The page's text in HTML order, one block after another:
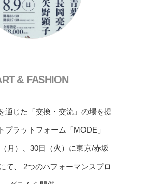
& FASHION
通じた「交換・交流」の場を提
プラットフォーム「MODE」
月）、30日（火）に東京/赤坂
て、 2つのパフォーマンスプロ